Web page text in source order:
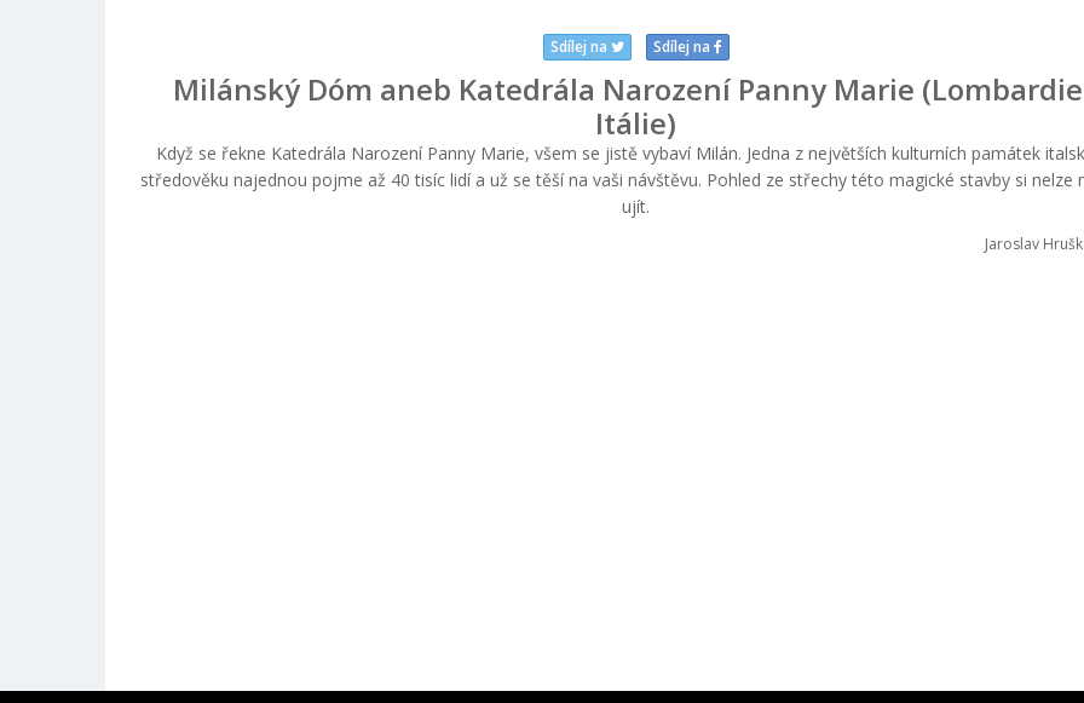
Sdílej na Sdílej na
Milánský Dóm aneb Katedrála Narození Panny Marie
Itálie)
Když se řekne Katedrála Narození Panny Marie, všem se jistě vybaví Milán. Jedna z největších kulturních památek
středověku najednou pojme až 40 tisíc lidí a už se těší na vaši návštěvu. Pohled ze střechy této magické stavby si nelze
ujít.
Jaroslav